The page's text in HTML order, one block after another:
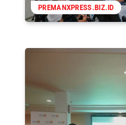
PREMANXPRESS.BIZ.ID